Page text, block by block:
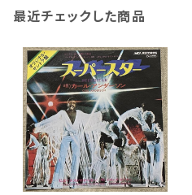
最近チェックした商品